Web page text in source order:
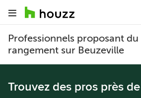
Professionnels proposant
rangement sur Beuzeville
Trouvez des pros près